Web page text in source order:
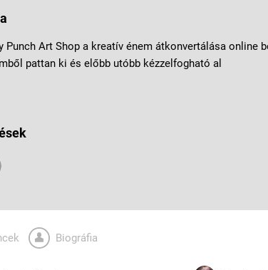
Punch Art Shop a kreatív énem átkonvertálása online
pattan ki és előbb utóbb kézzelfogható al
Biográfia